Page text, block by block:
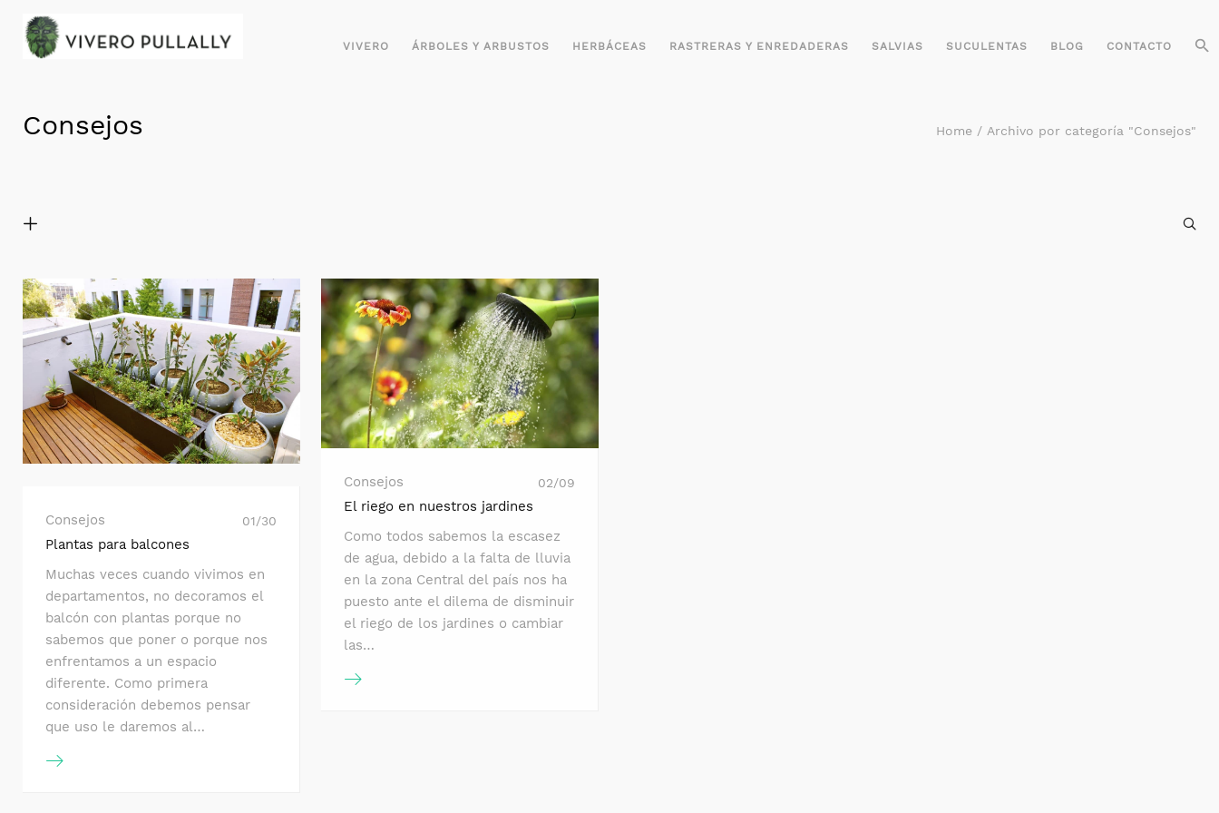
VIVERO ÁRBOLES Y ARBUSTOS HERBÁCEAS RASTRERAS Y ENREDADERAS SALVIAS SUCULENTAS BLOG CONTACTO
Consejos Home / Archivo por categoría "Consejos"
Consejos 01/30
Plantas para balcones
Muchas veces cuando vivimos en
departamentos, no decoramos el
balcón con plantas porque no
sabemos que poner o porque nos
enfrentamos a un espacio
diferente. Como primera
consideración debemos pensar
que uso le daremos al…
Consejos 02/09
El riego en nuestros jardines
Como todos sabemos la escasez
de agua, debido a la falta de lluvia
en la zona Central del país nos ha
puesto ante el dilema de disminuir
el riego de los jardines o cambiar
las…